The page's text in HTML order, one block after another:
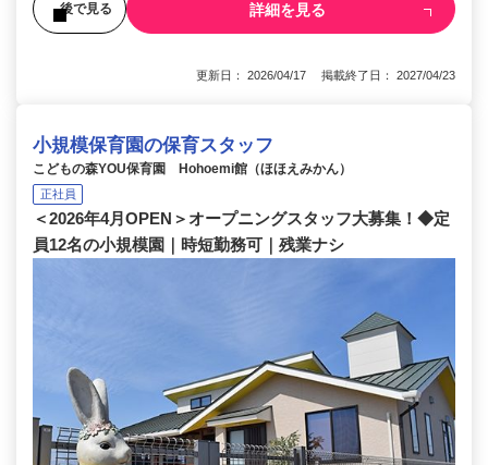
後で見る 詳細を見る
更新日： 2026/04/17 掲載終了日： 2027/04/23
小規模保育園の保育スタッフ
こどもの森YOU保育園 Hohoemi館（ほほえみかん）
正社員
＜2026年4月OPEN＞オープニングスタッフ大募集！◆定
員12名の小規模園｜時短勤務可｜残業ナシ